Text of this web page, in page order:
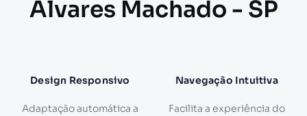
Álvares Machado - SP
Design Responsivo
Adaptação automática a
Navegação Intuitiva
Facilita a experiência do